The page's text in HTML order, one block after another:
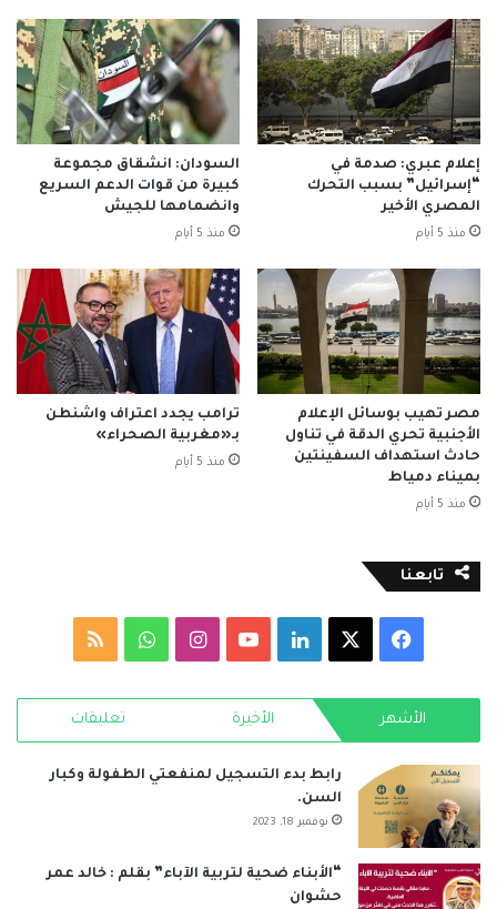
إعلام عبري: صدمة في
“إسرائيل” بسبب التحرك
المصري الأخير
منذ 5 أيام
السودان: انشقاق مجموعة
كبيرة من قوات الدعم السريع
وانضمامها للجيش
منذ 5 أيام
مصر تهيب بوسائل الإعلام
الأجنبية تحري الدقة في تناول
حادث استهداف السفينتين
بميناء دمياط
منذ 5 أيام
ترامب يجدد اعتراف واشنطن
بـ«مغربية الصحراء»
منذ 5 أيام
تابعنا
فيسبوك لينكدإن‫YouTubeانستقرامواتسابملخص
RSS الأشهر الأخيرة تعليقات
رابط بدء التسجيل لمنفعتي الطفولة وكبار
السن.
نوفمبر 18, 2023
“الأبناء ضحية لتربية الآباء” بقلم : خالد عمر
حشوان